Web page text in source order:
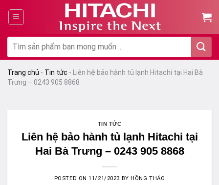
dung
Tìm
Trang chủ - Tin tức -
Liên hệ bảo hành tủ lạnh Hitachi tại Hai Bà
Trưng – 0243 905 8868
TIN TỨC
Liên hệ bảo hành tủ lạnh Hitachi tại
Hai Bà Trưng – 0243 905 8868
POSTED ON11/21/2023 BYHỒNG THẢO